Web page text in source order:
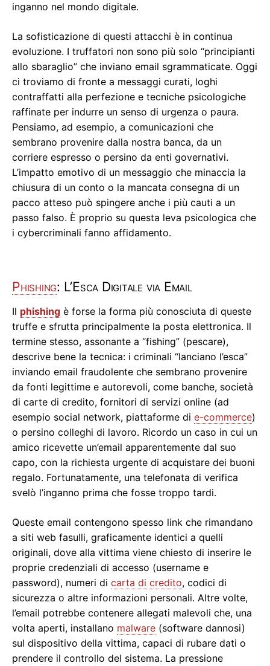
inganno nel mondo digitale.
La sofisticazione di questi attacchi è in continua
evoluzione. I truffatori non sono più solo “principianti
allo sbaraglio” che inviano email sgrammaticate. Oggi
ci troviamo di fronte a messaggi curati, loghi
contraffatti alla perfezione e tecniche psicologiche
raffinate per indurre un senso di urgenza o paura.
Pensiamo, ad esempio, a comunicazioni che
sembrano provenire dalla nostra banca, da un
corriere espresso o persino da enti governativi.
L’impatto emotivo di un messaggio che minaccia la
chiusura di un conto o la mancata consegna di un
pacco atteso può spingere anche i più cauti a un
passo falso. È proprio su questa leva psicologica che
i cybercriminali fanno affidamento.
Phishing: L’Esca Digitale via Email
Il phishing è forse la forma più conosciuta di queste
truffe e sfrutta principalmente la posta elettronica. Il
termine stesso, assonante a “fishing” (pescare),
descrive bene la tecnica: i criminali “lanciano l’esca”
inviando email fraudolente che sembrano provenire
da fonti legittime e autorevoli, come banche, società
di carte di credito, fornitori di servizi online (ad
esempio social network, piattaforme di e-commerce)
o persino colleghi di lavoro. Ricordo un caso in cui un
amico ricevette un’email apparentemente dal suo
capo, con la richiesta urgente di acquistare dei buoni
regalo. Fortunatamente, una telefonata di verifica
svelò l’inganno prima che fosse troppo tardi.
Queste email contengono spesso link che rimandano
a siti web fasulli, graficamente identici a quelli
originali, dove alla vittima viene chiesto di inserire le
proprie credenziali di accesso (username e
password), numeri di carta di credito, codici di
sicurezza o altre informazioni personali. Altre volte,
l’email potrebbe contenere allegati malevoli che, una
volta aperti, installano malware (software dannosi)
sul dispositivo della vittima, capaci di rubare dati o
prendere il controllo del sistema. La pressione